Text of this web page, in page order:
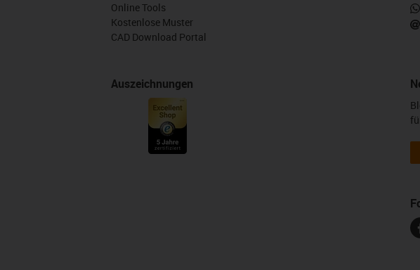
Online Tools
Kostenlose Muster
CAD Download Portal
Auszeichnungen